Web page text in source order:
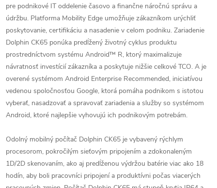
pre podnikové IT oddelenie časovo a finančne náročnú správu a
údržbu. Platforma Mobility Edge umožňuje zákazníkom urýchliť
poskytovanie, certifikáciu a nasadenie v celom podniku. Zariadenie
Dolphin CK65 ponúka predĺžený životný cyklus produktu
prostredníctvom systému Android™ R, ktorý maximalizuje
návratnosť investícií zákazníka a poskytuje nižšie celkové TCO. A je
overené systémom Android Enterprise Recommended, iniciatívou
vedenou spoločnosťou Google, ktorá pomáha podnikom s istotou
vyberať, nasadzovať a spravovať zariadenia a služby so systémom
Android, ktoré najlepšie vyhovujú ich podnikovým potrebám.
Odolný mobilný počítač Dolphin CK65 je vybavený rýchlym
procesorom, pokročilým sieťovým pripojením a zdokonaleným
1D/2D skenovaním, ako aj predĺženou výdržou batérie viac ako 18
hodín, aby boli pracovníci pripojení a produktívni počas viacerých